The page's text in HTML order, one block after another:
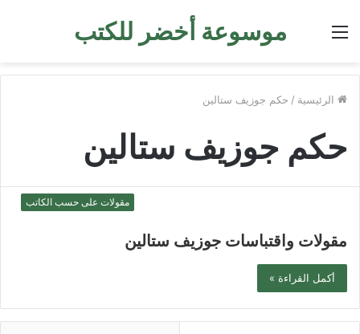
موسوعة أخضر للكتب القائمة
الرئيسية / حكم جوزيف ستالين
حكم جوزيف ستالين
مقولات على حسب الكاتب
مقولات واقتباسات جوزيف ستالين
أكمل القراءة »